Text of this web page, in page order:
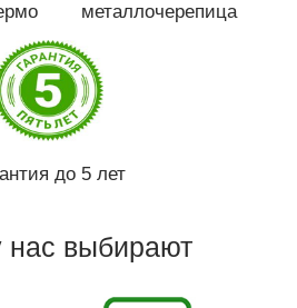
металлочерепица
до 5 лет
нас выбирают